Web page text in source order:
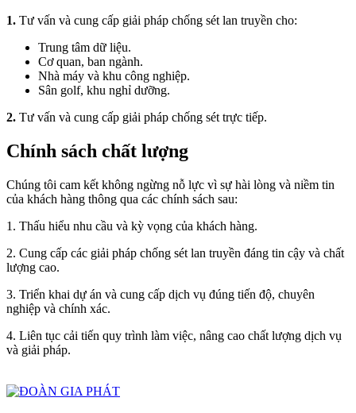
1. Tư vấn và cung cấp giải pháp chống sét lan truyền cho:
Trung tâm dữ liệu.
Cơ quan, ban ngành.
Nhà máy và khu công nghiệp.
Sân golf, khu nghỉ dưỡng.
2. Tư vấn và cung cấp giải pháp chống sét trực tiếp.
Chính sách chất lượng
Chúng tôi cam kết không ngừng nỗ lực vì sự hài lòng và niềm tin
của khách hàng thông qua các chính sách sau:
1. Thấu hiểu nhu cầu và kỳ vọng của khách hàng.
2. Cung cấp các giải pháp chống sét lan truyền đáng tin cậy và chất
lượng cao.
3. Triển khai dự án và cung cấp dịch vụ đúng tiến độ, chuyên
nghiệp và chính xác.
4. Liên tục cải tiến quy trình làm việc, nâng cao chất lượng dịch vụ
và giải pháp.